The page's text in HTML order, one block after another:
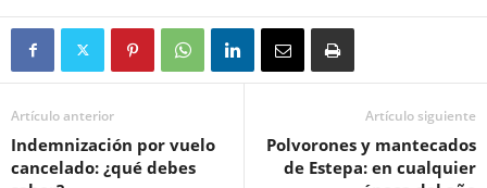
Artículo anterior
Indemnización por vuelo
cancelado: ¿qué debes
Artículo siguiente
Polvorones y mantecados
de Estepa: en cualquier